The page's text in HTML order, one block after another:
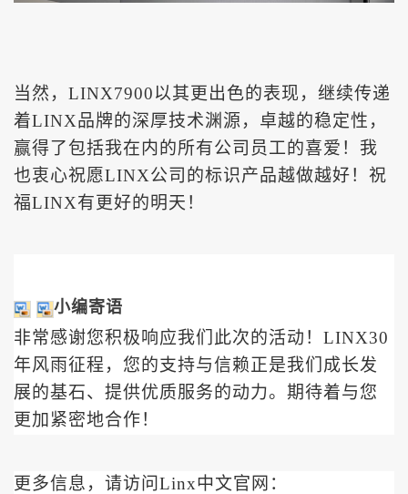
当然， LINX7900以其更出色的表现，继续传递
着LINX品牌的深厚技术渊源，卓越的稳定性，
赢得了包括我在内的所有公司员工的喜爱！我
也衷心祝愿LINX公司的标识产品越做越好！祝
福LINX有更好的明天！
小编寄语
非常感谢您积极响应我们此次的活动！ LINX30
年风雨征程，您的支持与信赖正是我们成长发
展的基石、提供优质服务的动力。 期待着与您
更加紧密地合作！
更多信息，请访问Linx中文官网：